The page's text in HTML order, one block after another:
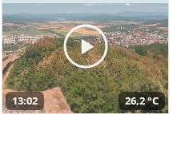
13:02 26,2 °C